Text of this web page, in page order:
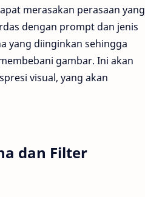
merasakan perasaan yang
dengan prompt dan jenis
yang diinginkan sehingga
gambar. Ini akan
visual, yang akan
dan Filter